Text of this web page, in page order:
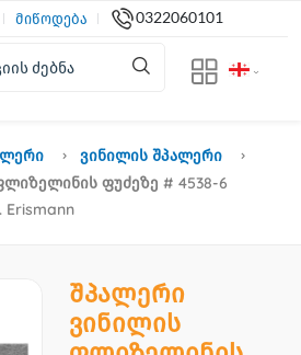
მიწოდება 0322060101
Ვინილის Შპალერი
Ფუძეზე # 4538-6
Erismann
შპალერი
ვინილის